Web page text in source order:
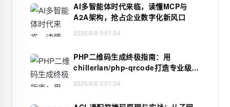
AI多智能体时代来临，读懂MCP与
A2A架构，抢占企业数字化新风口
2026/8/8 0:01:04
PHP二维码生成终极指南：用
chillerlan/php-qrcode打造专业级二
2026/8/8 0:01:04